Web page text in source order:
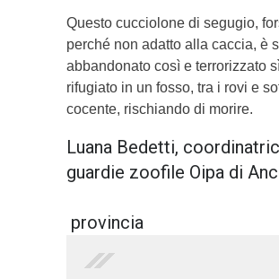
Questo cucciolone di segugio,
perché non adatto alla caccia, è
abbandonato così e terrorizzato
rifugiato in un fosso, tra i rovi e
cocente, rischiando di morire.
Luana Bedetti,
guardie zoofile Oipa di
provincia